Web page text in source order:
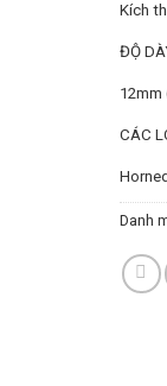
Kích
ĐỘ
12mm
CÁC
Danh